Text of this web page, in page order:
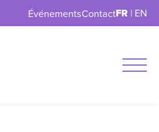
ÉvénementsContactFR | EN